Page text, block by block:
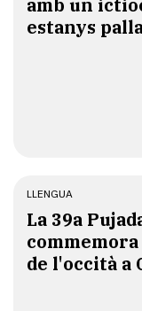
amb un
estanys
LLENGUA
​La 39a
de l'occità a